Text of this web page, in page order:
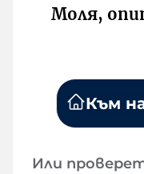
Моля,
Към
Или